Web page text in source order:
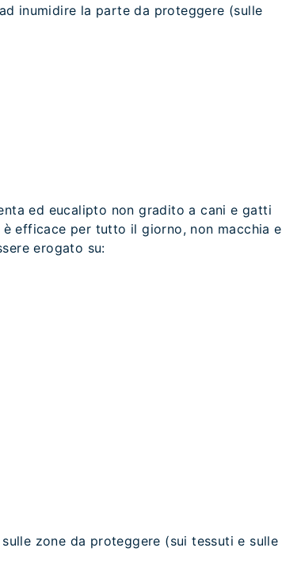
inumidire la parte da proteggere (sulle
ed eucalipto non gradito a cani e gatti
efficace per tutto il giorno, non macchia e
erogato su:
zone da proteggere (sui tessuti e sulle